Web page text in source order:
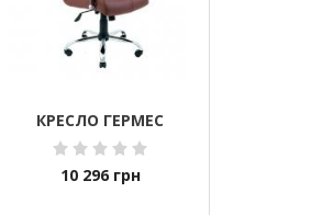
КРЕСЛО ГЕРМЕС
10 296 грн